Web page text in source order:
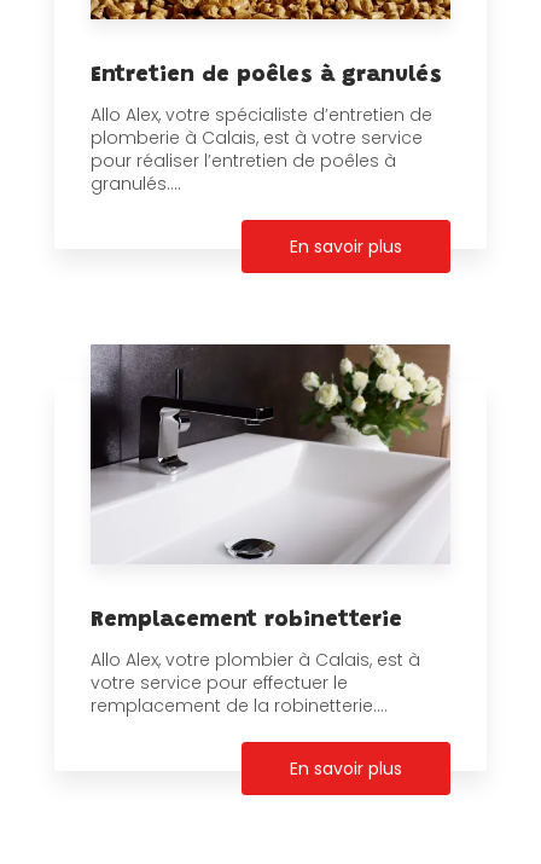
Entretien de poêles à granulés
Allo Alex, votre spécialiste d’entretien de
plomberie à Calais, est à votre service
pour réaliser l’entretien de poêles à
granulés....
En savoir plus
Remplacement robinetterie
Allo Alex, votre plombier à Calais, est à
votre service pour effectuer le
remplacement de la robinetterie....
En savoir plus